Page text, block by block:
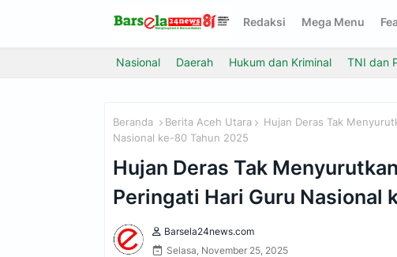
Redaksi Mega Menu
Nasional Daerah Hukum dan Kriminal TNI dan
Beranda Berita Aceh Utara
Hujan Deras Tak
Nasional ke-80 Tahun 2025
Hujan Deras Tak
Peringati Hari Guru Nasional
Barsela24news.com
Selasa, November 25, 2025